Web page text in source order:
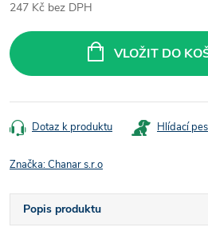
247 Kč bez DPH
cena:
VLOŽIT DO
Dotaz k produktu Hlídací pes
Značka:Chanar s.r.o
Popis produktu